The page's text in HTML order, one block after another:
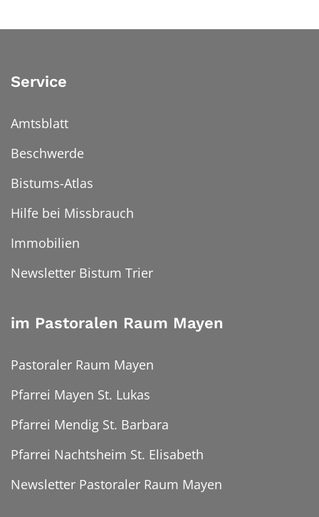
Service
Amtsblatt
Beschwerde
Bistums-Atlas
Hilfe bei Missbrauch
Immobilien
Newsletter Bistum Trier
im Pastoralen Raum Mayen
Pastoraler Raum Mayen
Pfarrei Mayen St. Lukas
Pfarrei Mendig St. Barbara
Pfarrei Nachtsheim St. Elisabeth
Newsletter Pastoraler Raum Mayen